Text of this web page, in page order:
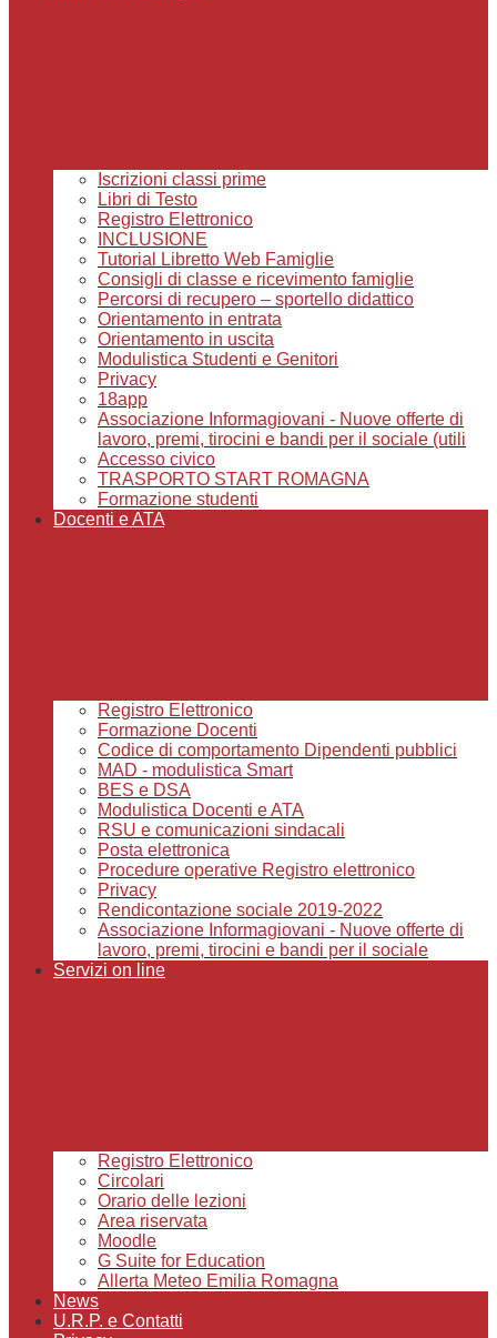
Iscrizioni classi prime
Libri di Testo
Registro Elettronico
INCLUSIONE
Tutorial Libretto Web Famiglie
Consigli di classe e ricevimento famiglie
Percorsi di recupero – sportello didattico
Orientamento in entrata
Orientamento in uscita
Modulistica Studenti e Genitori
Privacy
18app
Associazione Informagiovani - Nuove offerte di
lavoro, premi, tirocini e bandi per il sociale (utili
Accesso civico
TRASPORTO START ROMAGNA
Formazione studenti
Docenti e ATA
Registro Elettronico
Formazione Docenti
Codice di comportamento Dipendenti pubblici
MAD - modulistica Smart
BES e DSA
Modulistica Docenti e ATA
RSU e comunicazioni sindacali
Posta elettronica
Procedure operative Registro elettronico
Privacy
Rendicontazione sociale 2019-2022
Associazione Informagiovani - Nuove offerte di
lavoro, premi, tirocini e bandi per il sociale
Servizi on line
Registro Elettronico
Circolari
Orario delle lezioni
Area riservata
Moodle
G Suite for Education
Allerta Meteo Emilia Romagna
News
U.R.P. e Contatti